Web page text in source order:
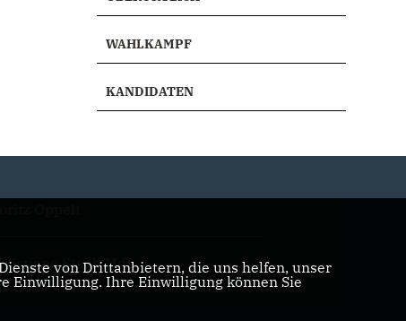
WAHLKAMPF
KANDIDATEN
Staab MdL
von Drittanbietern, die uns helfen, unser
Einwilligung. Ihre Einwilligung können Sie